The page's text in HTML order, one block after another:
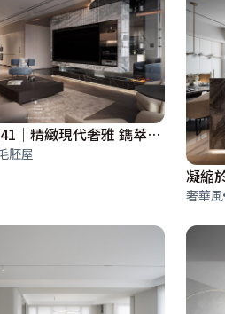
林口森聯摩天41│精緻現代奢雅 鐫萃質感御邸│114坪
胚屋
奢華風